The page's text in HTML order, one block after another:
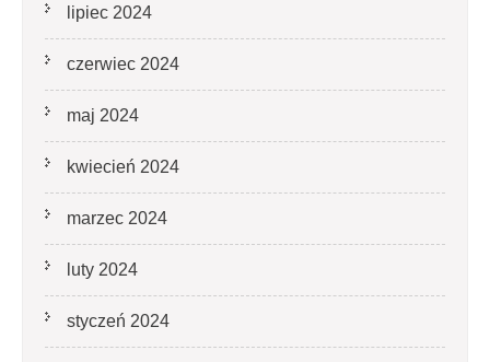
lipiec 2024
czerwiec 2024
maj 2024
kwiecień 2024
marzec 2024
luty 2024
styczeń 2024